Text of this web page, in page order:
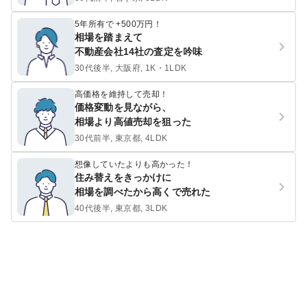
5年所有で +500万円！
相場を踏まえて
不動産会社14社の査定を吟味
30代後半, 大阪府, 1K・1LDK
高価格を維持して売却！
価格変動を見ながら、
相場より高値売却を狙った
30代前半, 東京都, 4LDK
想像していたよりも高かった！
住み替えをきっかけに
相場を調べたから高くで売れた
40代後半, 東京都, 3LDK